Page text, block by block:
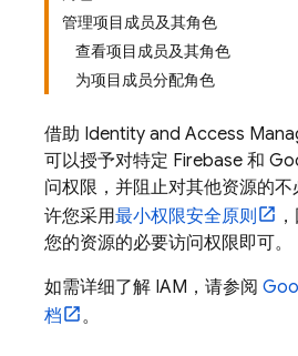
管理项目成员及其角色
查看项目成员及其角色
为项目成员分配角色
借助 Identity and Access
可以授予对特定 Firebase 和
问权限，并阻止对其他资源的
许您采用最小权限安全原则
您的资源的必要访问权限即可。
如需详细了解 IAM，请参阅
档
。